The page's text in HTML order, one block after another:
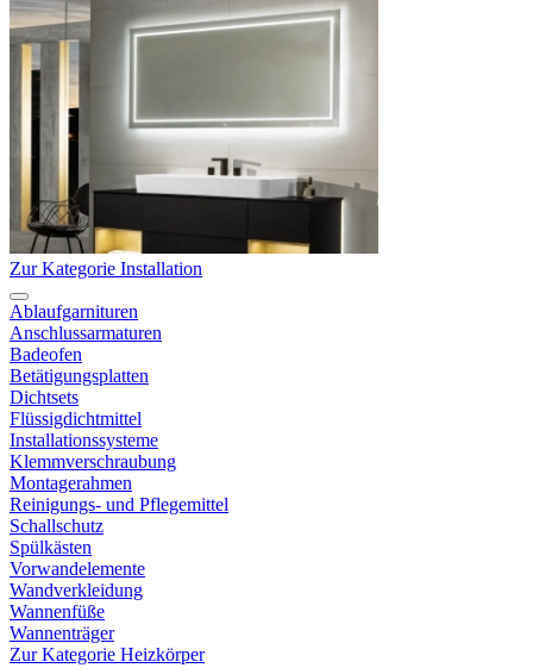
Zur Kategorie Installation
Ablaufgarnituren
Anschlussarmaturen
Badeofen
Betätigungsplatten
Dichtsets
Flüssigdichtmittel
Installationssysteme
Klemmverschraubung
Montagerahmen
Reinigungs- und Pflegemittel
Schallschutz
Spülkästen
Vorwandelemente
Wandverkleidung
Wannenfüße
Wannenträger
Zur Kategorie Heizkörper